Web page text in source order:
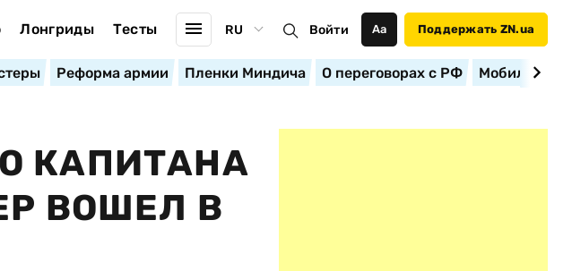
Лонгриды Тесты RU Войти Аа Поддержать ZN.ua
Реформа армии Пленки Миндича О переговорах с РФ
КАПИТАНА
ВОШЕЛ В